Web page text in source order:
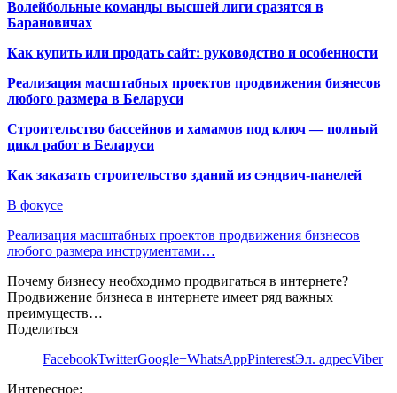
Волейбольные команды высшей лиги сразятся в
Барановичах
Как купить или продать сайт: руководство и особенности
Реализация масштабных проектов продвижения бизнесов
любого размера в Беларуси
Строительство бассейнов и хамамов под ключ — полный
цикл работ в Беларуси
Как заказать строительство зданий из сэндвич-панелей
В фокусе
Реализация масштабных проектов продвижения бизнесов
любого размера инструментами…
Почему бизнесу необходимо продвигаться в интернете?
Продвижение бизнеса в интернете имеет ряд важных
преимуществ…
Поделиться
FacebookTwitterGoogle+WhatsAppPinterestЭл. адресViber
Интересное: